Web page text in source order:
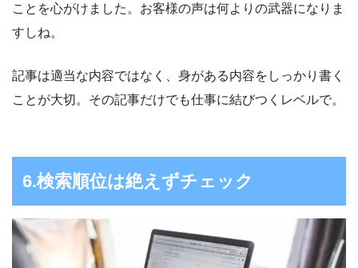
ことを心がけました。お客様の声は何よりの武器になりま
すしね。
記事は適当な内容ではなく、身がある内容をしっかり書く
ことが大切。その記事だけでも仕事に結びつくレベルで。
6.検索順位は絶えずチェック